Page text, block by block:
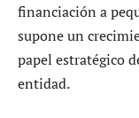
financiación a
supone un
papel estratégico
entidad.